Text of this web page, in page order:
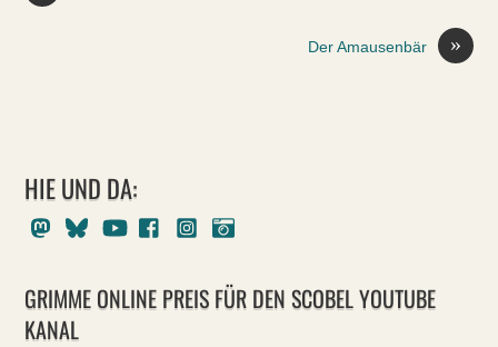
»
Der Amausenbär
HIE UND DA:
MastodonBlueskyYoutubeFacebookInstagram
GRIMME ONLINE PREIS FÜR DEN SCOBEL YOUTUBE
KANAL